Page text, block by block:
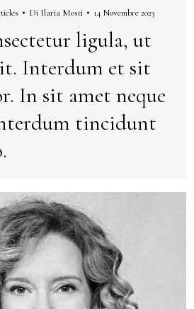
Di Ilaria Mosti 14 Novembre 2023
ligula, ut
Interdum et sit
In sit amet neque
tincidunt